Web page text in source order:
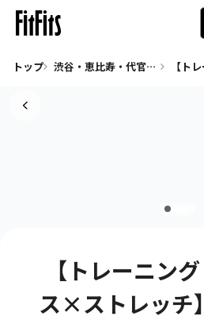
トップ 渋谷・恵比寿・代官山 全て
【トレーニン
ス×ストレッチ